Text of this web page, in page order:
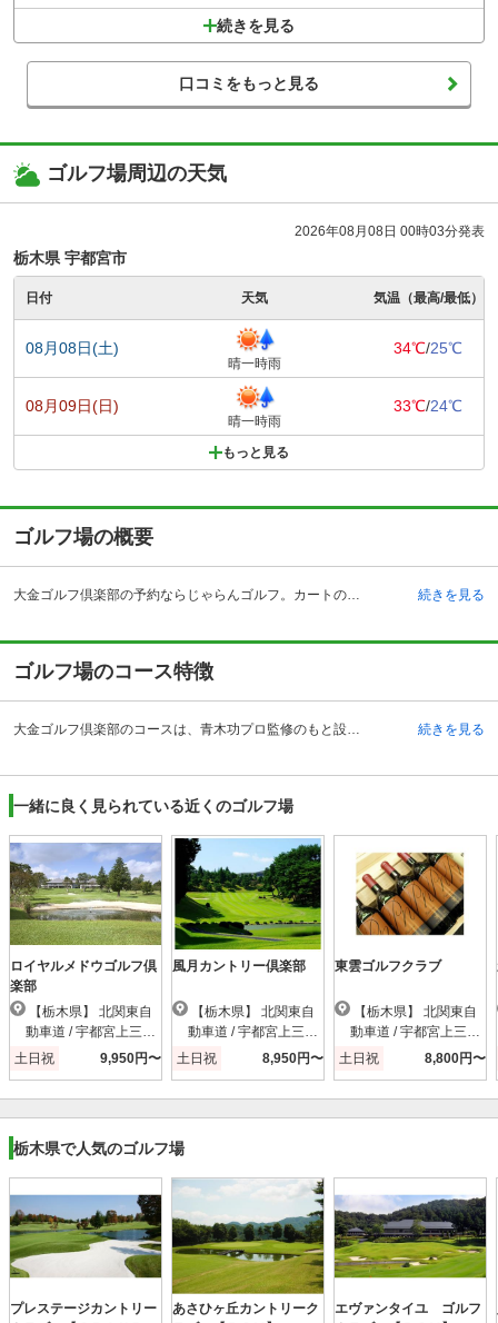
続きを見る
口コミをもっと見る
ゴルフ場周辺の天気
2026年08月08日 00時03分発表
栃木県 宇都宮市
日付 天気 気温（最高/最低）
08月08日(土)
晴一時雨
34℃/25℃
08月09日(日)
晴一時雨
33℃/24℃
もっと見る
ゴルフ場の概要
大金ゴルフ倶楽部の予約ならじゃらんゴルフ。カートの有無や利用税、キャンセル料、ナイター設備、駐車場などのコース情報はもちろん、口コミ、フォトギャラリーなどコースの難易度や攻略に役立つ情報充実、予約する度にポイントが貯まるのでお得にゴルフをお楽しみ頂けます。 大金ゴルフ倶楽部は、北関東自動車道の宇都宮上三川30キロメートル以内の栃木県那須烏山市森田にある名門ゴルフ場です。 青木功プロが監修のもと設計されたゴルフ場で、高低差がほとんどないフラットな丘陵コースのため、コース全体が見渡せるようなアメリカンスタイルで、景観がとてもすばらしいです。 以前に日本女子プロ選手権が開催された実績もあるため、名実ともにとても評判のよいゴルフ場です。 高級なホテルを思わせるクラブハウスはモダンな造りで、夕暮れの池のほとりからみるクラブハウスは非常に趣があります。 その他の付帯施設は、250ヤード・15打席の練習場、コンペルーム、アプローチやバンカーの練習場もあり、充実した施設内容となっています。 続きを見る
ゴルフ場のコース特徴
大金ゴルフ倶楽部のコースは、青木功プロ監修のもと設計され、プロならではのこだわりや戦略性の高さを楽しむことができます。 総面積は103万平方メートル、コースのアップダウンのほとんどないフラットな丘陵コースで、ホールの数は、18ホール、パー72です。距離は7,045ヤードです。 計算されつくして配置された、全面積の1割にもなる池や、やしの木などの南国を思わせるような木々など、リゾート感の漂ったゴルフ場を味わえます。また、四季折々の花々は、季節の移り変わりを見せてくれるので、ついプレーを忘れて見とれてしまうほどの絶景です。 グリーンの難易度は、決してやさしいものではなく、戦略性の高いテクニカルホールが随所にあります。攻略法を考え果敢に攻めていくとよいでしょう。 続きを見る
一緒に良く見られている近くのゴルフ場
ロイヤルメドウゴルフ倶
楽部
動車道 / 宇都宮上三川I
C
土日祝 9,950円〜
風月カントリー倶楽部
動車道 / 宇都宮上三川I
C
土日祝 8,950円〜
東雲ゴルフクラブ
動車道 / 宇都宮上三川I
C
土日祝 8,800円〜
栃木県で人気のゴルフ場
プレステージカントリー
あさひヶ丘カントリーク
エヴァンタイユ ゴルフ